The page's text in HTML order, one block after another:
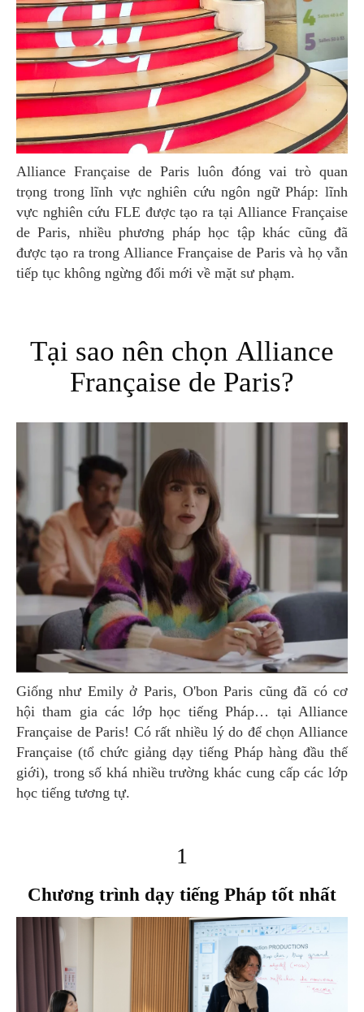
Alliance Française de Paris luôn đóng vai trò quan
trọng trong lĩnh vực nghiên cứu ngôn ngữ Pháp: lĩnh
vực nghiên cứu FLE được tạo ra tại Alliance Française
de Paris, nhiều phương pháp học tập khác cũng đã
được tạo ra trong Alliance Française de Paris và họ vẫn
tiếp tục không ngừng đổi mới về mặt sư phạm.
Tại sao nên chọn Alliance
Française de Paris?
Giống như Emily ở Paris, O'bon Paris cũng đã có cơ
hội tham gia các lớp học tiếng Pháp… tại Alliance
Française de Paris! Có rất nhiều lý do để chọn Alliance
Française (tổ chức giảng dạy tiếng Pháp hàng đầu thế
giới), trong số khá nhiều trường khác cung cấp các lớp
học tiếng tương tự.
1
Chương trình dạy tiếng Pháp tốt nhất